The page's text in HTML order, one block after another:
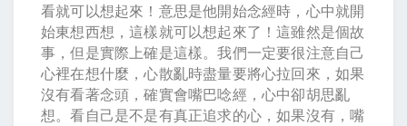
看就可以想起來！意思是他開始念經時，心中就開
始東想西想，這樣就可以想起來了！這雖然是個故
事，但是實際上確是這樣。我們一定要很注意自己
心裡在想什麼，心散亂時盡量要將心拉回來，如果
沒有看著念頭，確實會嘴巴唸經，心中卻胡思亂
想。看自己是不是有真正追求的心，如果沒有，嘴